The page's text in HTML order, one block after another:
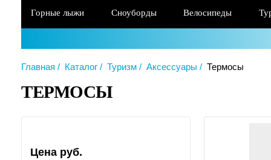
Горные лыжи Сноуборды Велосипеды
Главная Каталог Туризм Аксессуары Термосы
ТЕРМОСЫ
Цена руб.